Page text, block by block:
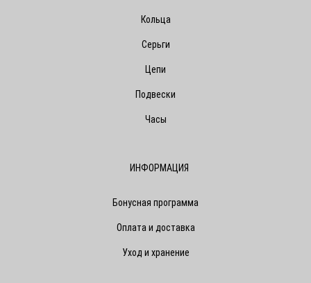
Кольца
Серьги
Цепи
Подвески
Часы
ИНФОРМАЦИЯ
Бонусная программа
Оплата и доставка
Уход и хранение